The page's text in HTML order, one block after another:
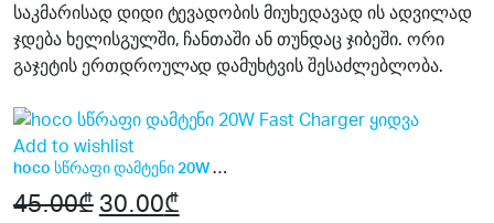
საკმარისად დიდი ტევადობის მიუხედავად ის ადვილად
ჯდება ხელისგულში, ჩანთაში ან თუნდაც ჯიბეში. ორი
გაჯეტის ერთდროულად დამუხტვის შესაძლებლობა.
Add to wishlist
hoco სწრაფი დამტენი 20W Fast Charger ყიდვა
45.00₾ Original
30.00₾